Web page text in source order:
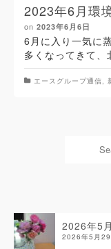
2023年6月環
on 2023年6月6日
6月に入り一気に
多くなってきて、
エースグループ通信
2026年5
2026年5月29